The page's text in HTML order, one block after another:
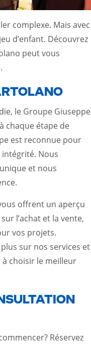
complexe. Mais avec
d’enfant. Découvrez
peut vous
le Groupe Giuseppe
chaque étape de
est reconnue pour
Nous
et nous
offrent un aperçu
l’achat et la vente,
vos projets.
sur nos services et
choisir le meilleur
Réservez